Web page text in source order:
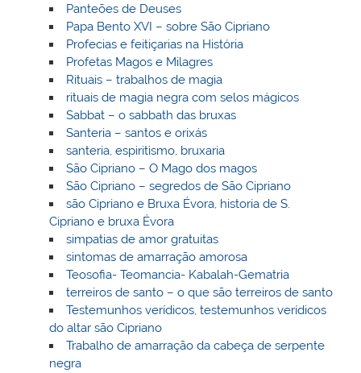
Panteões de Deuses
Papa Bento XVI – sobre São Cipriano
Profecias e feitiçarias na História
Profetas Magos e Milagres
Rituais – trabalhos de magia
rituais de magia negra com selos mágicos
Sabbat – o sabbath das bruxas
Santeria – santos e orixás
santeria, espiritismo, bruxaria
São Cipriano – O Mago dos magos
São Cipriano – segredos de São Cipriano
são Cipriano e Bruxa Évora, historia de S.
Cipriano e bruxa Évora
simpatias de amor gratuitas
sintomas de amarração amorosa
Teosofia- Teomancia- Kabalah-Gematria
terreiros de santo – o que são terreiros de santo
Testemunhos verídicos, testemunhos verídicos
do altar são Cipriano
Trabalho de amarração da cabeça de serpente
negra